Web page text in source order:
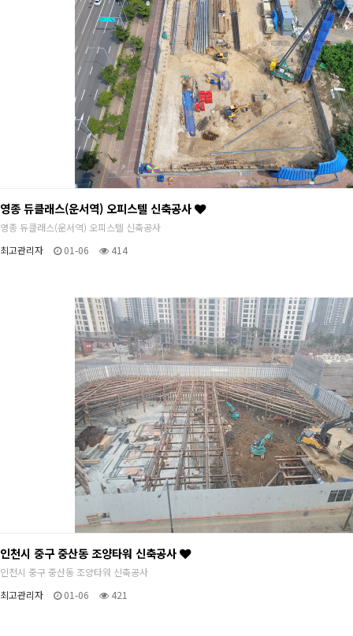
영종 듀클래스(운서역) 오피스텔 신축공사
영종 듀클래스(운서역) 오피스텔 신축공사
최고관리자
01-06 414
인천시 중구 중산동 조양타워 신축공사
인천시 중구 중산동 조양타워 신축공사
최고관리자
01-06 421